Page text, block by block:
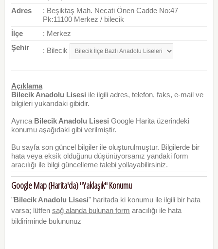
Adres
: Beşiktaş Mah. Necati Önen Cadde No:47
Pk:11100 Merkez / bilecik
İlçe
: Merkez
Şehir
: Bilecik
Açıklama
Bilecik Anadolu Lisesi ile ilgili adres, telefon, faks, e-mail ve
bilgileri yukarıdaki gibidir.
Ayrıca Bilecik Anadolu Lisesi Google Harita üzerindeki
konumu aşağıdaki gibi verilmiştir.
Bu sayfa son güncel bilgiler ile oluşturulmuştur. Bilgilerde bir
hata veya eksik olduğunu düşünüyorsanız yandaki form
aracılığı ile bilgi güncelleme talebi yollayabilirsiniz.
Google Map (Harita'da) "Yaklaşık" Konumu
"Bilecik Anadolu Lisesi" haritada ki konumu ile ilgili bir hata
varsa; lütfen sağ alanda bulunan form aracılığı ile hata
bildiriminde bulununuz